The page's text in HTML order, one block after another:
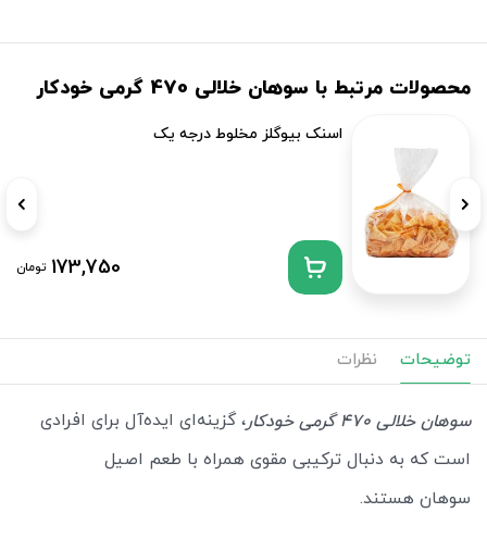
محصولات مرتبط با سوهان خلالی 470 گرمی خودکار
اسنک بیوگلز مخلوط درجه یک
173,750 تومان
توضیحات نظرات
سوهان خلالی 470 گرمی خودکار
، گزینه‌ای ایده‌آل برای افرادی
است که به دنبال ترکیبی مقوی همراه با طعم اصیل
سوهان هستند.